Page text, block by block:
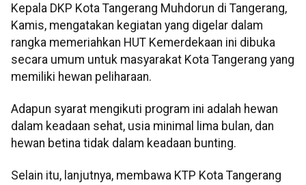
Kepala DKP Kota Tangerang Muhdorun di Tangerang,
Kamis, mengatakan kegiatan yang digelar dalam
rangka memeriahkan HUT Kemerdekaan ini dibuka
secara umum untuk masyarakat Kota Tangerang yang
memiliki hewan peliharaan.
Adapun syarat mengikuti program ini adalah hewan
dalam keadaan sehat, usia minimal lima bulan, dan
hewan betina tidak dalam keadaan bunting.
Selain itu, lanjutnya, membawa KTP Kota Tangerang